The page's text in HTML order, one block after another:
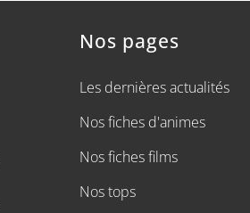
Nos pages
Les dernières actualités
Nos fiches d'animes
Nos fiches films
Nos tops